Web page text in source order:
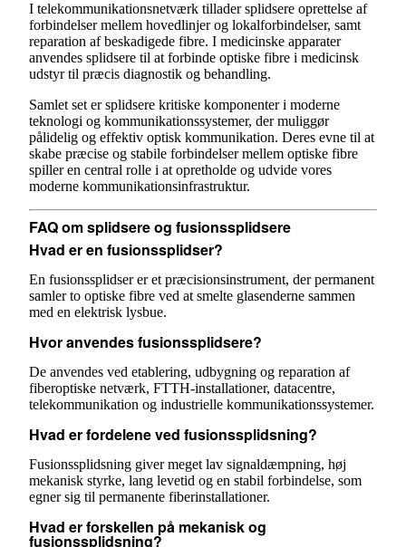
I telekommunikationsnetværk tillader splidsere oprettelse af
forbindelser mellem hovedlinjer og lokalforbindelser, samt
reparation af beskadigede fibre. I medicinske apparater
anvendes splidsere til at forbinde optiske fibre i medicinsk
udstyr til præcis diagnostik og behandling.
Samlet set er splidsere kritiske komponenter i moderne
teknologi og kommunikationssystemer, der muliggør
pålidelig og effektiv optisk kommunikation. Deres evne til at
skabe præcise og stabile forbindelser mellem optiske fibre
spiller en central rolle i at opretholde og udvide vores
moderne kommunikationsinfrastruktur.
FAQ om splidsere og fusionssplidsere
Hvad er en fusionssplidser?
En fusionssplidser er et præcisionsinstrument, der permanent
samler to optiske fibre ved at smelte glasenderne sammen
med en elektrisk lysbue.
Hvor anvendes fusionssplidsere?
De anvendes ved etablering, udbygning og reparation af
fiberoptiske netværk, FTTH-installationer, datacentre,
telekommunikation og industrielle kommunikationssystemer.
Hvad er fordelene ved fusionssplidsning?
Fusionssplidsning giver meget lav signaldæmpning, høj
mekanisk styrke, lang levetid og en stabil forbindelse, som
egner sig til permanente fiberinstallationer.
Hvad er forskellen på mekanisk og
fusionssplidsning?